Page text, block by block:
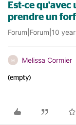
Est-ce
prendre un
Forum|Forum|10
M Melissa Cormier
(empty)